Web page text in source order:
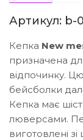
Артикул: b-
Кепка New
призначена
відпочинку.
бейсболки
Кепка має
люверсами.
виготовлені зі